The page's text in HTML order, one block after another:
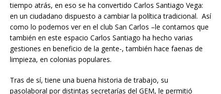
tiempo atrás, en eso se ha convertido Carlos Santiago Vega:
en un ciudadano dispuesto a cambiar la política tradicional. Así
como lo podemos ver en el club San Carlos –le contamos que
también en este espacio Carlos Santiago ha hecho varias
gestiones en beneficio de la gente-, también hace faenas de
limpieza, en colonias populares.
Tras de sí, tiene una buena historia de trabajo, su
pasolaboral por distintas secretarías del GEM, le permitió